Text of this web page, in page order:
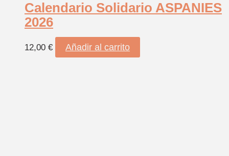
Calendario Solidario ASPANIES
2026
12,00 € Añadir al carrito